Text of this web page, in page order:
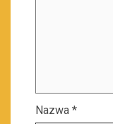
Nazwa *